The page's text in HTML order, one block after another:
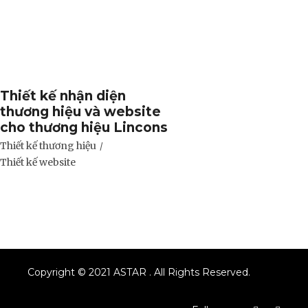
Thiết kế nhận diện
thương hiệu và website
cho thương hiệu Lincons
Thiết kế thương hiệu
Thiết kế website
Copyright © 2021 ASTAR . All Rights Reserved.